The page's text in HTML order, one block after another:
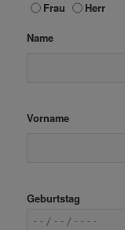
Frau
Herr
Name
Vorname
Geburtstag